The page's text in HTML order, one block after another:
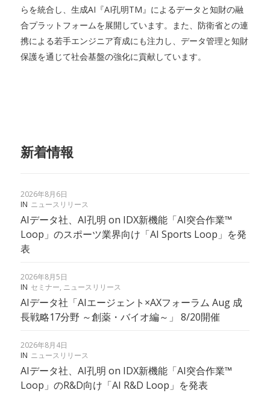
らを統合し、生成AI『AI孔明TM』によるデータと知財の融
合プラットフォームを展開しています。また、防衛省との連
携による若手エンジニア育成にも注力し、データ管理と知財
保護を通じて社会基盤の強化に貢献しています。
新着情報
2026年8月6日
IN ニュースリリース
AIデータ社、AI孔明 on IDX新機能「AI突合作業™︎
Loop」のスポーツ業界向け「AI Sports Loop」を発
表
2026年8月5日
IN セミナー, ニュースリリース
AIデータ社「AIエージェント×AXフォーラム Aug 成
長戦略17分野 ～創薬・バイオ編～」 8/20開催
2026年8月4日
IN ニュースリリース
AIデータ社、AI孔明 on IDX新機能「AI突合作業™︎
Loop」のR&D向け「AI R&D Loop」を発表